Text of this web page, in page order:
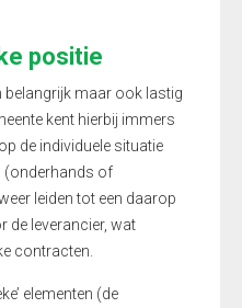
positie
belangrijk maar ook lastig
kent hierbij immers
de individuele situatie
(onderhands of
leiden tot een daarop
de leverancier, wat
contracten.
elementen (de